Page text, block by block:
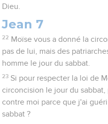
Dieu.
Jean 7
22 Moïse vous a donné la
pas de lui, mais des
homme le jour du sabbat.
23 Si pour respecter la loi de
circoncision le jour du
contre moi parce que j'ai
sabbat ?